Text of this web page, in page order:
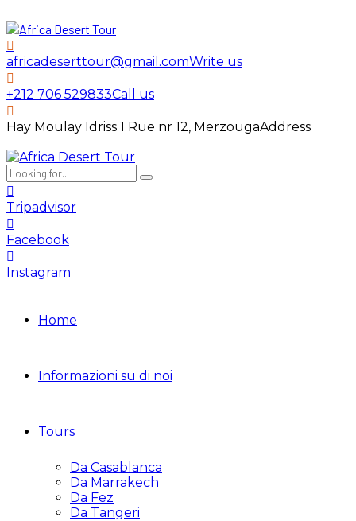
africadeserttour@gmail.comWrite us
+212 706 529833Call us
Hay Moulay Idriss 1 Rue nr 12, MerzougaAddress
Tripadvisor
Facebook
Instagram
Home
Informazioni su di noi
Tours
Da Casablanca
Da Marrakech
Da Fez
Da Tangeri